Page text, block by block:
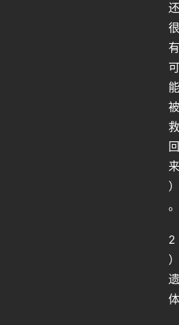
还
很
有
可
能
被
救
回
来
）
。
2
）
遗
体